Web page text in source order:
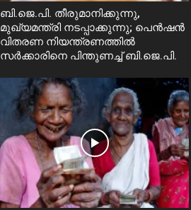
ബി.ജെ.പി. തീരുമാനിക്കുന്നു,
മുഖ്യമന്ത്രി നടപ്പാക്കുന്നു; പെൻഷൻ
വിതരണ നിയന്ത്രണത്തിൽ
സ‍ർക്കാരിനെ പിന്തുണച്ച് ബി.ജെ.പി.